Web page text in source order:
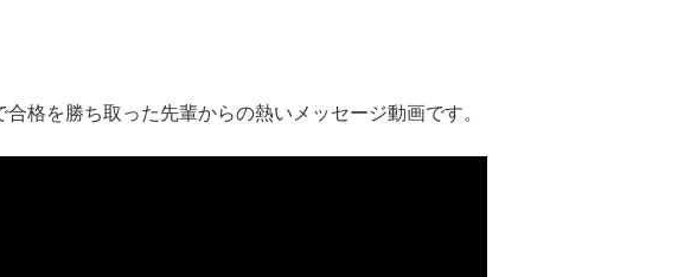
格を勝ち取った先輩からの熱いメッセージ動画です。